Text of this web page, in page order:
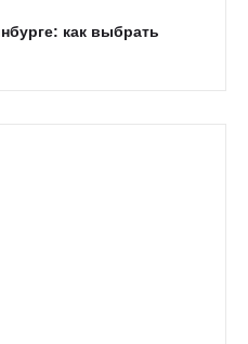
как выбрать